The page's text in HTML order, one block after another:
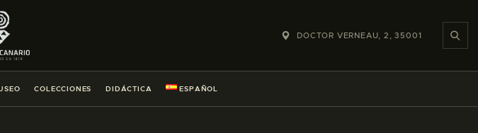
DOCTOR VERNEAU, 2, 35001
COLECCIONES DIDÁCTICA ESPAÑOL